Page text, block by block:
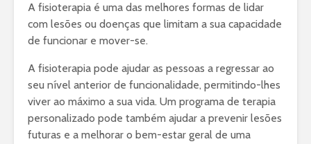
A fisioterapia é uma das melhores formas de lidar
com lesões ou doenças que limitam a sua capacidade
de funcionar e mover-se.
A fisioterapia pode ajudar as pessoas a regressar ao
seu nível anterior de funcionalidade, permitindo-lhes
viver ao máximo a sua vida. Um programa de terapia
personalizado pode também ajudar a prevenir lesões
futuras e a melhorar o bem-estar geral de uma